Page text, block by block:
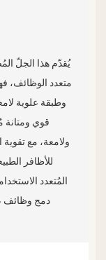
متعدد الوظائف،
وطبقة علوية
قوي ومتانة
ولامعة، مع تقوية
للأظافر
المُتعدد
دمج وظائف